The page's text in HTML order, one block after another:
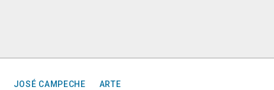
JOSÉ CAMPECHE ARTE